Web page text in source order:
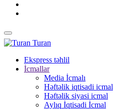
Turan
Ekspress təhlil
İcmallar
Media İcmalı
Həftəlik iqtisadi icmal
Həftəlik siyasi icmal
Aylıq İqtisadi İcmal